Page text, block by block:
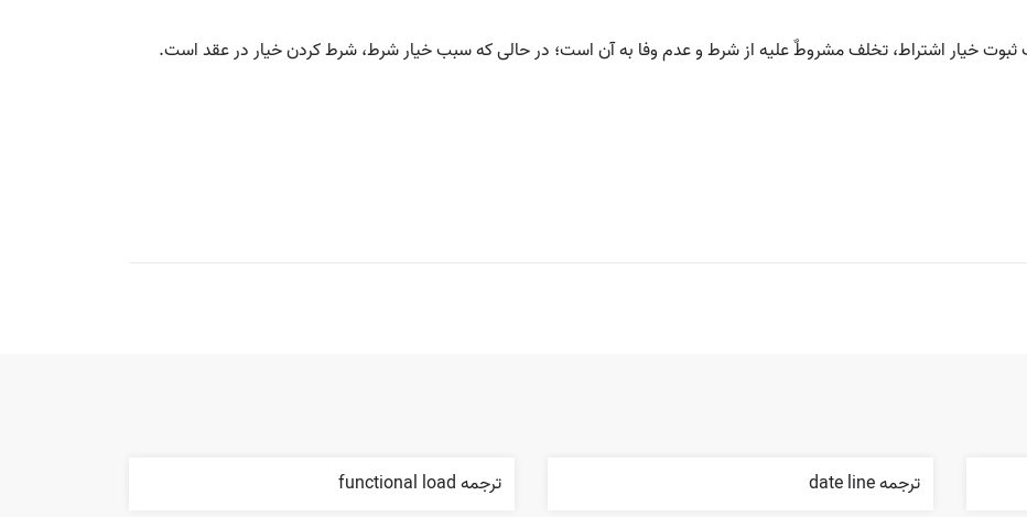
خیار اشتراط، تخلف مشروطٌ علیه از شرط و عدم وفا به آن است؛ در حالی که سبب خیار شرط، شرط کردن خیار در عقد است.
ترجمه date line ترجمه functional load